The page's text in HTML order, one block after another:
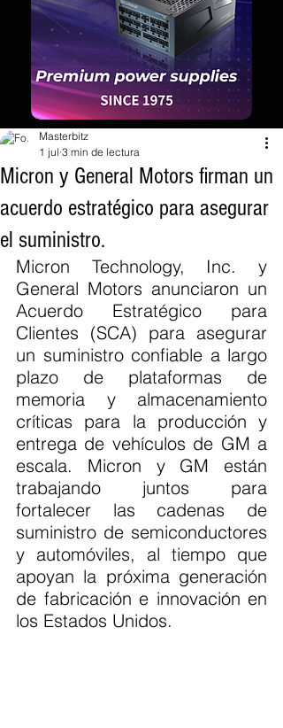
Micron y General Motors firman un
acuerdo estratégico para asegurar
el suministro.
Masterbitz
1 jul 3 min de lectura
Micron Technology, Inc. y
General Motors anunciaron un
Acuerdo Estratégico para
Clientes (SCA) para asegurar
un suministro confiable a largo
plazo de plataformas de
memoria y almacenamiento
críticas para la producción y
entrega de vehículos de GM a
escala. Micron y GM están
trabajando juntos para
fortalecer las cadenas de
suministro de semiconductores
y automóviles, al tiempo que
apoyan la próxima generación
de fabricación e innovación en
los Estados Unidos.